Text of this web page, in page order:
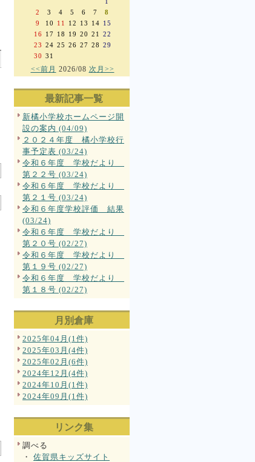
2
3 4 5 6 7
8
9
10 11 12 13 14 15
16 17 18 19 20 21
22
23 24 25 26 27 28 29
30 31
<<前月 2026/08 次月>>
最新記事一覧
新橘小学校ホームページ開
設の案内 (04/09)
２０２４年度 橘小学校行
事予定表 (03/24)
令和６年度 学校だより
第２２号 (03/24)
令和６年度 学校だより
第２１号 (03/24)
令和６年度学校評価 結果
(03/24)
令和６年度 学校だより
第２０号 (02/27)
令和６年度 学校だより
第１９号 (02/27)
令和６年度 学校だより
第１８号 (02/27)
月別倉庫
2025年04月(1件)
2025年03月(4件)
2025年02月(6件)
2024年12月(4件)
2024年10月(1件)
2024年09月(1件)
リンク集
調べる
・ 佐賀県キッズサイト